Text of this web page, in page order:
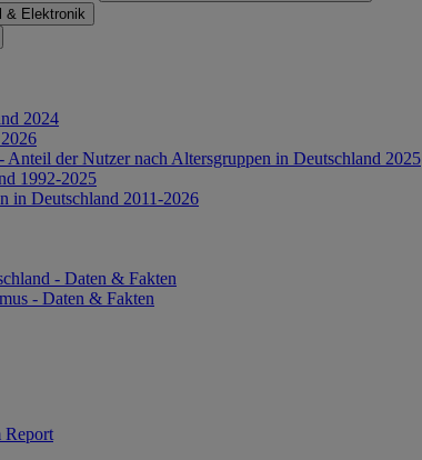
& Elektronik
2024
Anteil der Nutzer nach Altersgruppen in Deutschland 2025
1992-2025
in Deutschland 2011-2026
- Daten & Fakten
- Daten & Fakten
Report